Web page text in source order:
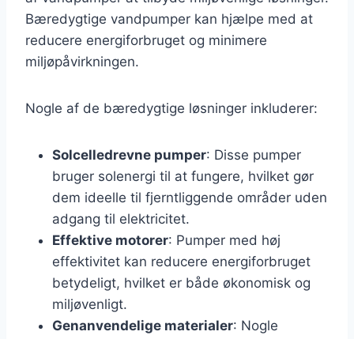
Bæredygtige vandpumper kan hjælpe med at
reducere energiforbruget og minimere
miljøpåvirkningen.
Nogle af de bæredygtige løsninger inkluderer:
Solcelledrevne pumper: Disse pumper
bruger solenergi til at fungere, hvilket gør
dem ideelle til fjerntliggende områder uden
adgang til elektricitet.
Effektive motorer: Pumper med høj
effektivitet kan reducere energiforbruget
betydeligt, hvilket er både økonomisk og
miljøvenligt.
Genanvendelige materialer: Nogle